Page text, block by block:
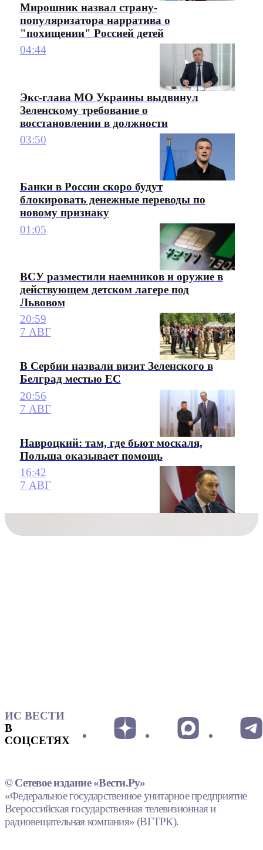
Мирошник назвал страну-
популяризатора нарратива о
"похищении" Россией детей
04:44
Экс-глава МО Украины выдвинул
Зеленскому требование о
восстановлении в должности
03:50
Банки в России скоро будут
блокировать денежные переводы по
новому признаку
01:05
ВСУ разместили наемников и оружие в
действующем детском лагере под
Львовом
20:59
7 АВГ
В Сербии назвали визит Зеленского в
Белград местью ЕС
20:56
7 АВГ
Навроцкий: там, где бьют москаля,
Польша оказывает помощь
16:42
7 АВГ
ИС ВЕСТИ
В
СОЦСЕТЯХ
© Сетевое издание «Вести.Ру»
«Федеральное государственное унитарное предприятие
Всероссийская государственная телевизионная и
радиовещательная компания» (ВГТРК).